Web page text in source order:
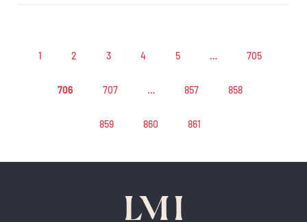
1 2 3 4 5 … 705
706 707 … 857 858
859 860 861